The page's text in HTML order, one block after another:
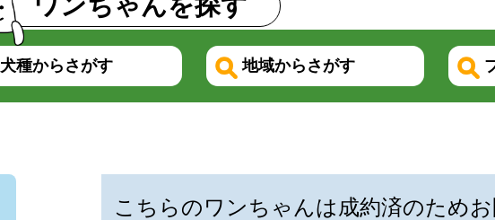
犬種からさがす 地域からさがす
こちらのワンちゃんは成約済のため